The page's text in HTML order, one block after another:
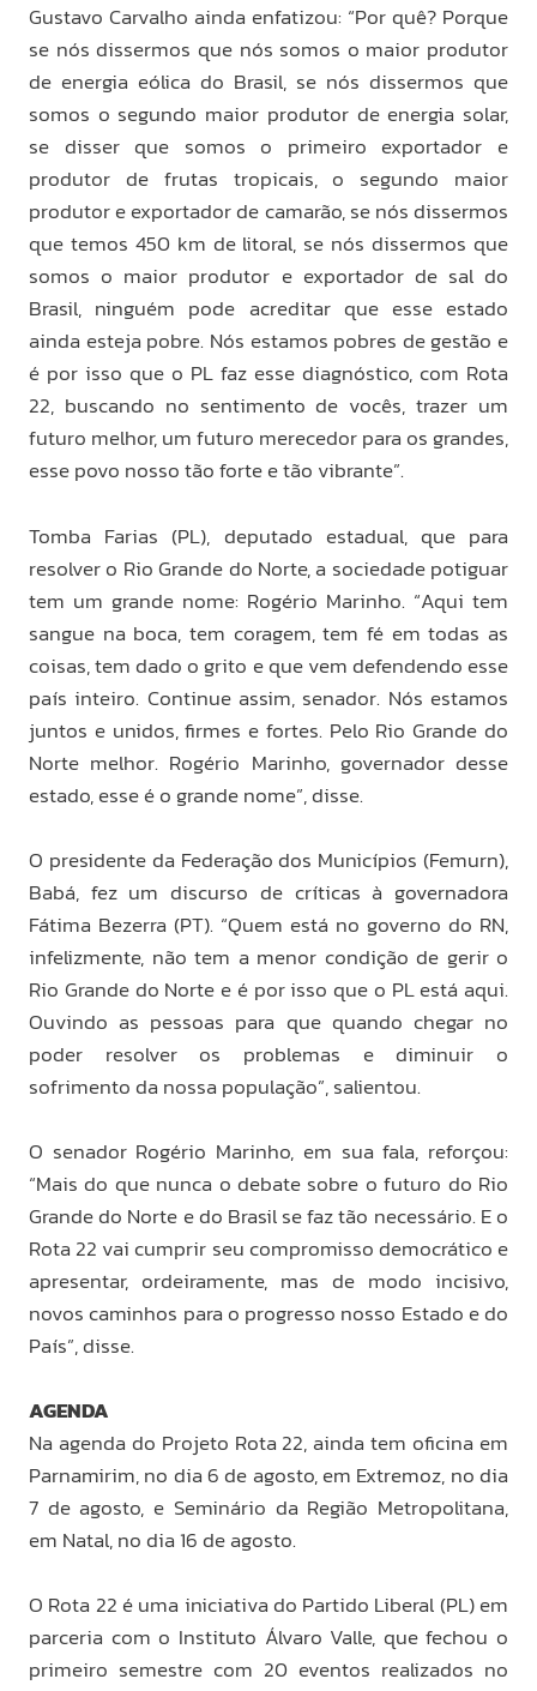
Gustavo Carvalho ainda enfatizou: “Por quê? Porque
se nós dissermos que nós somos o maior produtor
de energia eólica do Brasil, se nós dissermos que
somos o segundo maior produtor de energia solar,
se disser que somos o primeiro exportador e
produtor de frutas tropicais, o segundo maior
produtor e exportador de camarão, se nós dissermos
que temos 450 km de litoral, se nós dissermos que
somos o maior produtor e exportador de sal do
Brasil, ninguém pode acreditar que esse estado
ainda esteja pobre. Nós estamos pobres de gestão e
é por isso que o PL faz esse diagnóstico, com Rota
22, buscando no sentimento de vocês, trazer um
futuro melhor, um futuro merecedor para os grandes,
esse povo nosso tão forte e tão vibrante”.
Tomba Farias (PL), deputado estadual, que para
resolver o Rio Grande do Norte, a sociedade potiguar
tem um grande nome: Rogério Marinho. “Aqui tem
sangue na boca, tem coragem, tem fé em todas as
coisas, tem dado o grito e que vem defendendo esse
país inteiro. Continue assim, senador. Nós estamos
juntos e unidos, firmes e fortes. Pelo Rio Grande do
Norte melhor. Rogério Marinho, governador desse
estado, esse é o grande nome”, disse.
O presidente da Federação dos Municípios (Femurn),
Babá, fez um discurso de críticas à governadora
Fátima Bezerra (PT). “Quem está no governo do RN,
infelizmente, não tem a menor condição de gerir o
Rio Grande do Norte e é por isso que o PL está aqui.
Ouvindo as pessoas para que quando chegar no
poder resolver os problemas e diminuir o
sofrimento da nossa população”, salientou.
O senador Rogério Marinho, em sua fala, reforçou:
“Mais do que nunca o debate sobre o futuro do Rio
Grande do Norte e do Brasil se faz tão necessário. E o
Rota 22 vai cumprir seu compromisso democrático e
apresentar, ordeiramente, mas de modo incisivo,
novos caminhos para o progresso nosso Estado e do
País”, disse.
AGENDA
Na agenda do Projeto Rota 22, ainda tem oficina em
Parnamirim, no dia 6 de agosto, em Extremoz, no dia
7 de agosto, e Seminário da Região Metropolitana,
em Natal, no dia 16 de agosto.
O Rota 22 é uma iniciativa do Partido Liberal (PL) em
parceria com o Instituto Álvaro Valle, que fechou o
primeiro semestre com 20 eventos realizados no